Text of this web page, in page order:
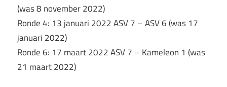
(was 8 november 2022)
Ronde 4: 13 januari 2022 ASV 7 – ASV 6 (was 17
januari 2022)
Ronde 6: 17 maart 2022 ASV 7 – Kameleon 1 (was
21 maart 2022)